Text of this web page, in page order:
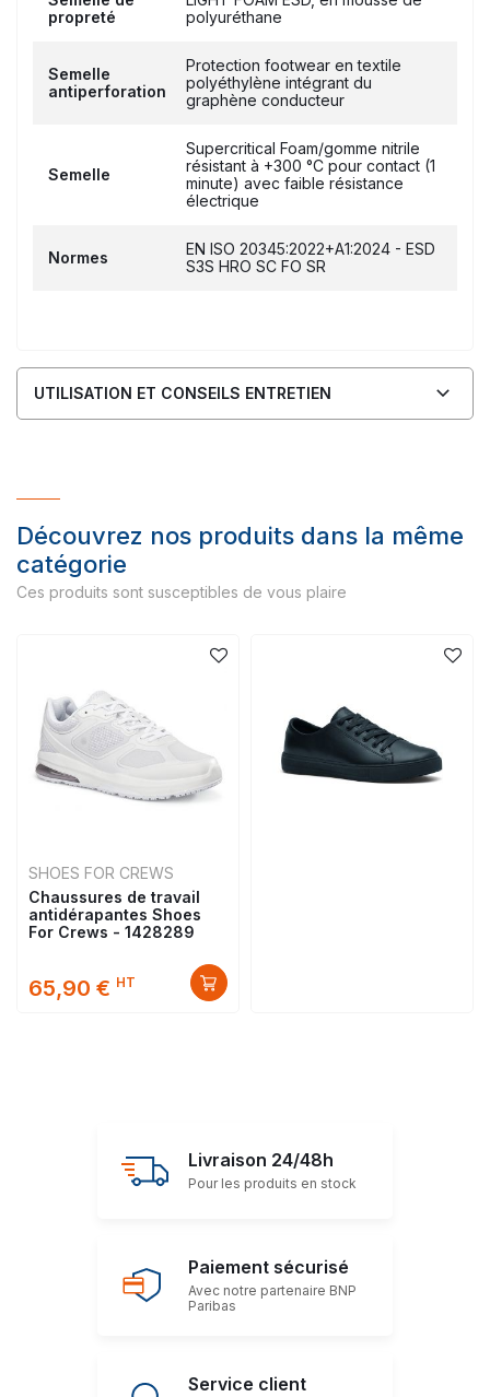
propreté
polyuréthane
Semelle
antiperforation
Protection footwear en textile
polyéthylène intégrant du
graphène conducteur
Semelle
Supercritical Foam/gomme nitrile
résistant à +300 °C pour contact (1
minute) avec faible résistance
électrique
Normes
EN ISO 20345:2022+A1:2024 - ESD
S3S HRO SC FO SR
UTILISATION ET CONSEILS ENTRETIEN
Découvrez nos produits dans la même
catégorie
Ces produits sont susceptibles de vous plaire
SHOES FOR CREWS
Chaussures de travail
antidérapantes Shoes
For Crews - 1428289
65,90 € HT
Livraison 24/48h
Pour les produits en stock
Paiement sécurisé
Avec notre partenaire BNP
Paribas
Service client